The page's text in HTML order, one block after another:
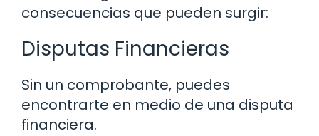
consecuencias que pueden surgir:
Disputas Financieras
Sin un comprobante, puedes
encontrarte en medio de una disputa
financiera.